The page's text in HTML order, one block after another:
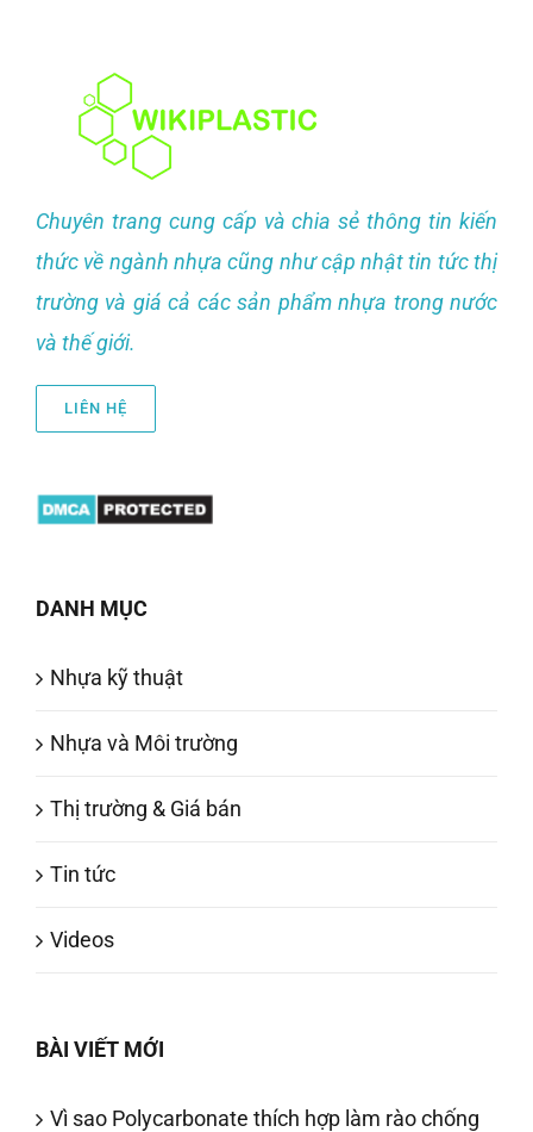
Chuyên trang cung cấp và chia sẻ thông tin kiến
thức về ngành nhựa cũng như cập nhật tin tức thị
trường và giá cả các sản phẩm nhựa trong nước
và thế giới.
LIÊN HỆ
DANH MỤC
Nhựa kỹ thuật
Nhựa và Môi trường
Thị trường & Giá bán
Tin tức
Videos
BÀI VIẾT MỚI
Vì sao Polycarbonate thích hợp làm rào chống